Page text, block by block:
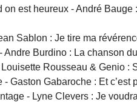
est heureux - André Bauge
Sablon : Je tire ma
Burdino : La chanson
Rousseau & Genio :
Gabaroche : Et c’est
- Lyne Clevers : Je